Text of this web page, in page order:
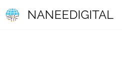
NANEEDIGITAL